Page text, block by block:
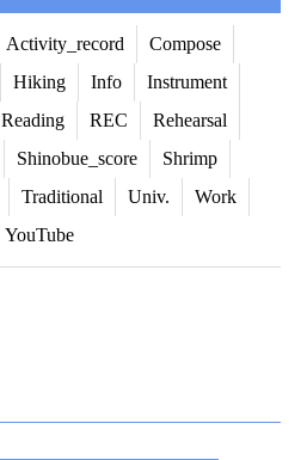
Activity_record
Compose
Hiking Info
Instrument
Reading REC
Rehearsal
Shinobue_score
Shrimp
Traditional Univ.
Work
YouTube